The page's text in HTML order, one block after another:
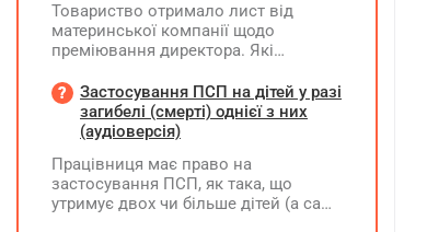
Товариство отримало лист від
материнської компанії щодо
преміювання директора. Які
належного оформлення такої
премії?
Застосування ПСП на дітей у разі
загибелі (смерті) однієї з них
(аудіоверсія)
Працівниця має право на
застосування ПСП, як така, що
утримує двох чи більше дітей (а саме